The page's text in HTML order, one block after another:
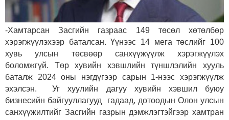
-Хамтарсан Засгийн газраас 149 төсөл хөтөлбөр
хэрэгжүүлэхээр баталсан. Үүнээс 14 мега төслийг 100
хувь улсын төсвөөр санхүүжүүлж хэрэгжүүлэх
боломжгүй. Төр хувийн хэвшлийн түншлэлийн хууль
баталж 2024 оны нэгдүгээр сарын 1-нээс хэрэгжүүлж
эхэлсэн. Уг хуулийн дагуу хувийн хэвшил буюу
бизнесийн байгууллагууд гадаад, дотоодын Олон улсын
санхүүжилтийг Засгийн газрын дэмжлэгтэйгээр хамтран